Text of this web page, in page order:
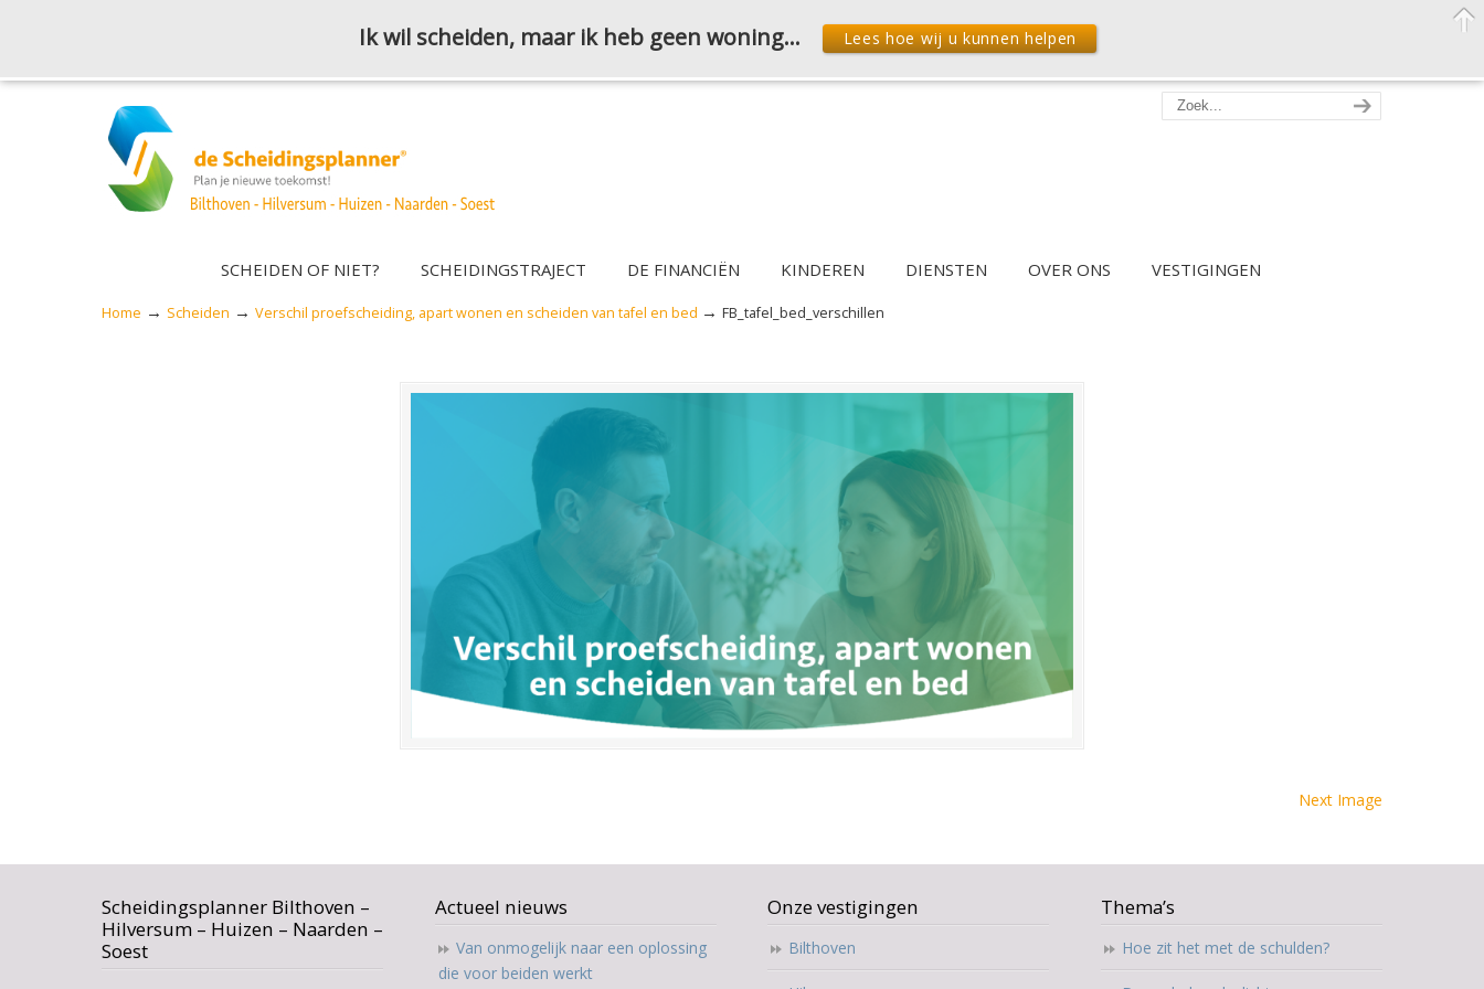
SCHEIDEN OF NIET? SCHEIDINGSTRAJECT DE FINANCIËN KINDEREN DIENSTEN OVER ONS VESTIGINGEN
Home → Scheiden → Verschil proefscheiding, apart wonen en scheiden van tafel en bed → FB_tafel_bed_verschillen
Next Image
Scheidingsplanner Bilthoven –
Hilversum – Huizen – Naarden –
Soest
Actueel nieuws
Van onmogelijk naar een oplossing
die voor beiden werkt
Onze vestigingen
Bilthoven
Thema’s
Hoe zit het met de schulden?
Ik wil scheiden, maar ik heb geen woning… Lees hoe wij u kunnen helpen